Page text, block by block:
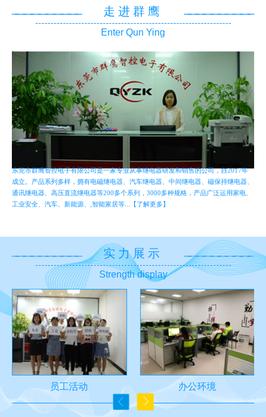
走进群鹰
Enter Qun Ying
东莞市群鹰智控电子有限公司是一家专业从事继电器研发和销售的公司，自2017年
成立。产品系列多样，拥有电磁继电器、汽车继电器、中间继电器、磁保持继电器、
通讯继电器、高压直流继电器等200多个系列，3000多种规格，产品广泛运用家电、
工业安全、汽车、新能源、,智能家居等...【了解更多】
实力展示
Strength display
员工活动 办公环境